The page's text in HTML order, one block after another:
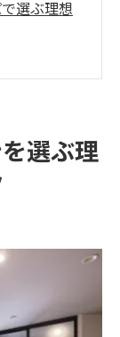
選ぶ理想
イント
スタイル
」リノベ
のリセッ
新設備」
選ぶ理